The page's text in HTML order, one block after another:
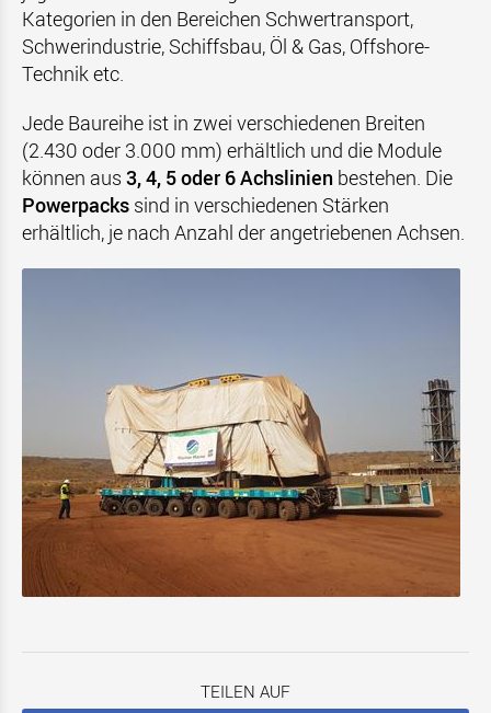
Kategorien in den Bereichen Schwertransport,
Schwerindustrie, Schiffsbau, Öl & Gas, Offshore-
Technik etc.
Jede Baureihe ist in zwei verschiedenen Breiten
(2.430 oder 3.000 mm) erhältlich und die Module
können aus 3, 4, 5 oder 6 Achslinien bestehen. Die
Powerpacks sind in verschiedenen Stärken
erhältlich, je nach Anzahl der angetriebenen Achsen.
TEILEN AUF